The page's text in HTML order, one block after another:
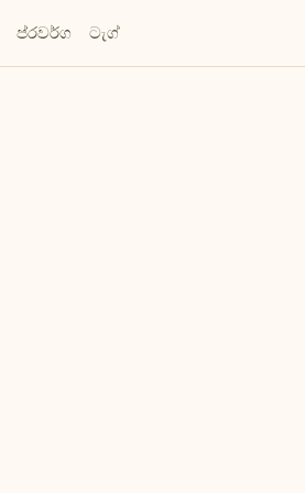
ප්රවර්ග ටැග්